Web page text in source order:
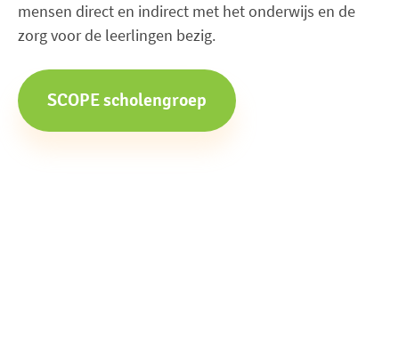
mensen direct en indirect met het onderwijs en de
zorg voor de leerlingen bezig.
SCOPE scholengroep